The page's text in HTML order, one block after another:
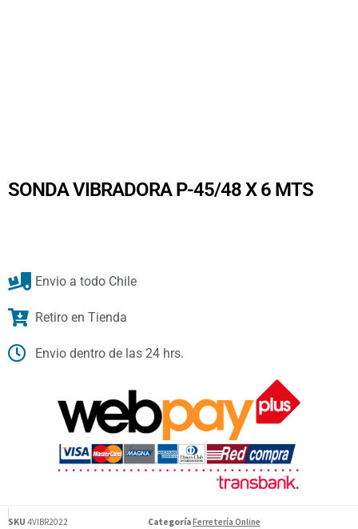
SONDA VIBRADORA P-45/48 X 6 MTS
Envio a todo Chile
Retiro en Tienda
Envio dentro de las 24 hrs.
SKU 4VIBR2022 CategoríaFerretería Online